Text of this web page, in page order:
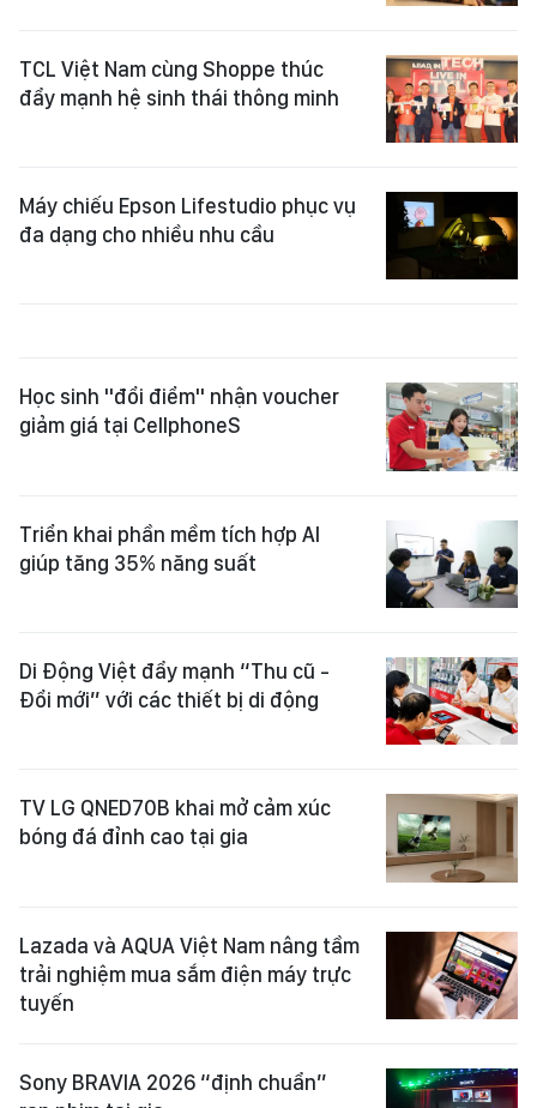
TCL Việt Nam cùng Shoppe thúc
đẩy mạnh hệ sinh thái thông minh
Máy chiếu Epson Lifestudio phục vụ
đa dạng cho nhiều nhu cầu
Học sinh "đổi điểm" nhận voucher
giảm giá tại CellphoneS
Triển khai phần mềm tích hợp AI
giúp tăng 35% năng suất
Di Động Việt đẩy mạnh “Thu cũ -
Đổi mới” với các thiết bị di động
TV LG QNED70B khai mở cảm xúc
bóng đá đỉnh cao tại gia
Lazada và AQUA Việt Nam nâng tầm
trải nghiệm mua sắm điện máy trực
tuyến
Sony BRAVIA 2026 “định chuẩn”